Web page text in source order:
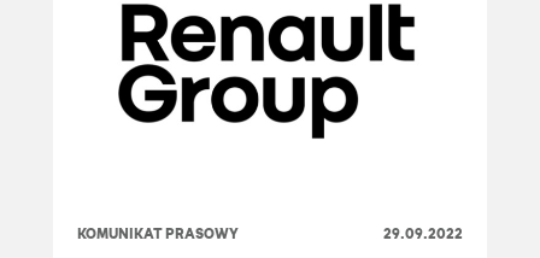
KOMUNIKAT PRASOWY 29.09.2022